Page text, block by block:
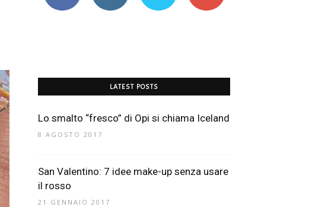
LATEST POSTS
Lo smalto “fresco” di Opi si chiama Iceland
8 AGOSTO 2017
San Valentino: 7 idee make-up senza usare
il rosso
21 GENNAIO 2017